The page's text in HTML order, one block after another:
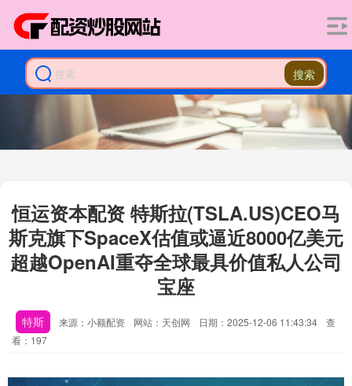
搜索
恒运资本配资 特斯拉(TSLA.US)CEO马
斯克旗下SpaceX估值或逼近8000亿美元
超越OpenAI重夺全球最具价值私人公司
宝座
特斯 来源：小额配资 网站：天创网 日期：2025-12-06 11:43:34
查
看：197